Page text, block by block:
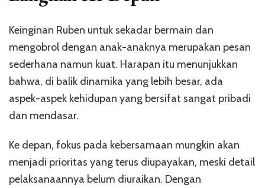
Keinginan Ruben untuk sekadar bermain dan
mengobrol dengan anak-anaknya merupakan pesan
sederhana namun kuat. Harapan itu menunjukkan
bahwa, di balik dinamika yang lebih besar, ada
aspek-aspek kehidupan yang bersifat sangat pribadi
dan mendasar.
Ke depan, fokus pada kebersamaan mungkin akan
menjadi prioritas yang terus diupayakan, meski detail
pelaksanaannya belum diuraikan. Dengan